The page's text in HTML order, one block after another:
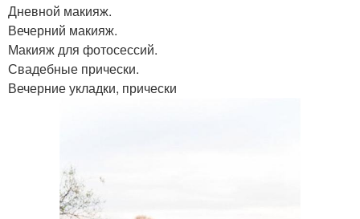
Дневной макияж.
Вечерний макияж.
Макияж для фотосессий.
Свадебные прически.
Вечерние укладки, прически